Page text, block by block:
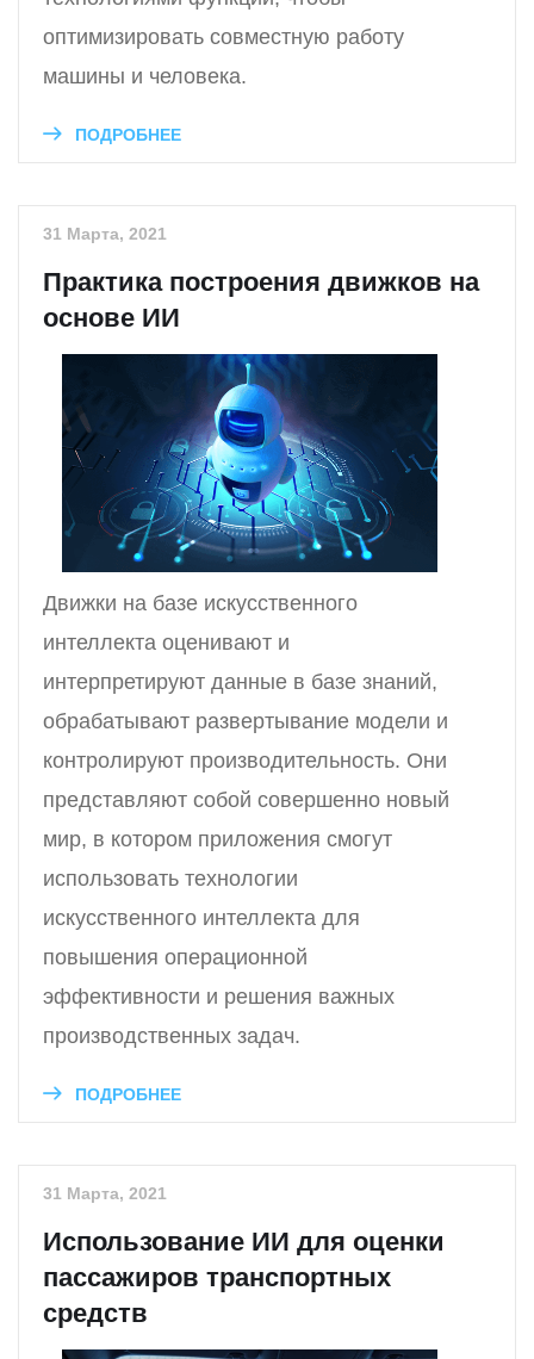
оптимизировать совместную работу
машины и человека.
ПОДРОБНЕЕ
31 Марта, 2021
Практика построения движков на
основе ИИ
Движки на базе искусственного
интеллекта оценивают и
интерпретируют данные в базе знаний,
обрабатывают развертывание модели и
контролируют производительность. Они
представляют собой совершенно новый
мир, в котором приложения смогут
использовать технологии
искусственного интеллекта для
повышения операционной
эффективности и решения важных
производственных задач.
ПОДРОБНЕЕ
31 Марта, 2021
Использование ИИ для оценки
пассажиров транспортных
средств